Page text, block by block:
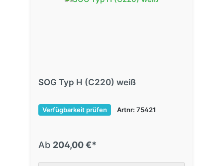
SOG Typ H (C220) weiß
Verfügbarkeit prüfen Artnr: 75421
Ab 204,00 €*